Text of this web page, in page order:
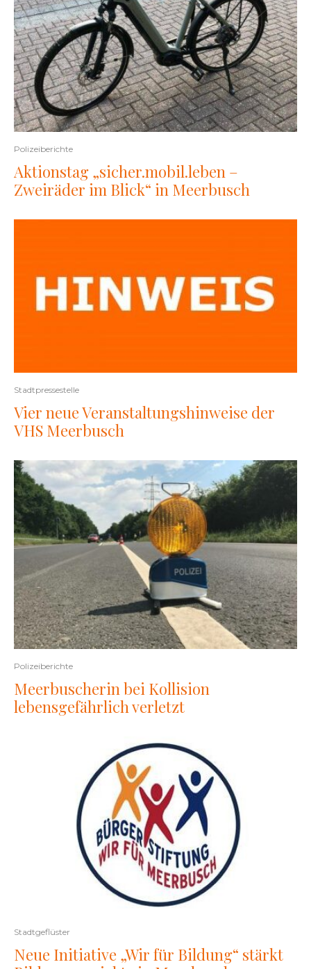
Polizeiberichte
Aktionstag „sicher.mobil.leben –
Zweiräder im Blick“ in Meerbusch
Stadtpressestelle
Vier neue Veranstaltungshinweise der
VHS Meerbusch
Polizeiberichte
Meerbuscherin bei Kollision
lebensgefährlich verletzt
Stadtgeflüster
Neue Initiative „Wir für Bildung“ stärkt